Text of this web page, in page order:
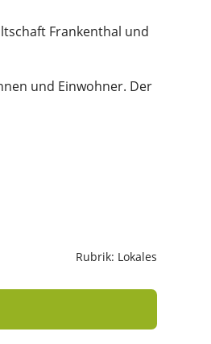
Frankenthal und
und Einwohner. Der
Rubrik: Lokales